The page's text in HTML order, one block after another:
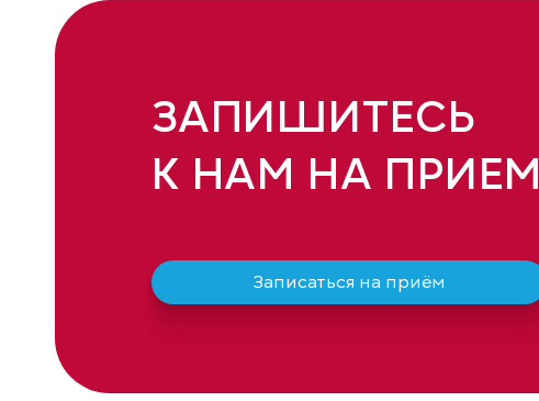
ЗАПИШИТЕСЬ
К НАМ НА ПРИЕМ
Записаться на приём